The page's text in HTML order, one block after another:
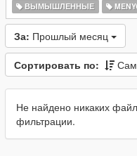
ВЫМЫШЛЕННЫЕ
За: Прошлый месяц
Сортировать по:
Не найдено никаких
фильтрации.